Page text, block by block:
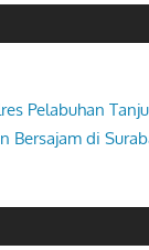
Pelabuhan
Bersajam di